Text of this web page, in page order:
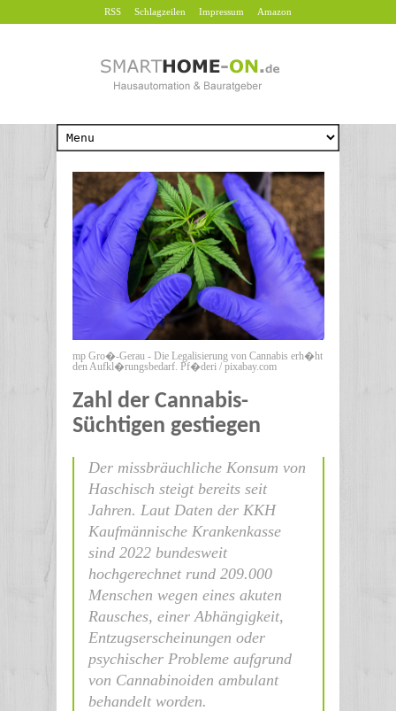
RSS Schlagzeilen Impressum Amazon
mp Gro�-Gerau - Die Legalisierung von Cannabis erh�ht
den Aufkl�rungsbedarf. Pf�deri / pixabay.com
Zahl der Cannabis-
Süchtigen gestiegen
Der missbräuchliche Konsum von
Haschisch steigt bereits seit
Jahren. Laut Daten der KKH
Kaufmännische Krankenkasse
sind 2022 bundesweit
hochgerechnet rund 209.000
Menschen wegen eines akuten
Rausches, einer Abhängigkeit,
Entzugserscheinungen oder
psychischer Probleme aufgrund
von Cannabinoiden ambulant
behandelt worden.